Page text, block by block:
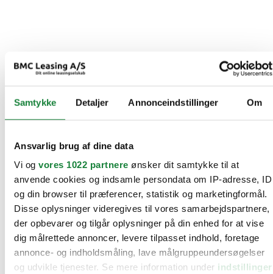
Samtykke Detaljer Annonceindstillinger Om
Ansvarlig brug af dine data
Vi og vores 1022 partnere ønsker dit samtykke til at
anvende cookies og indsamle persondata om IP-adresse, ID
og din browser til præferencer, statistik og marketingformål.
Disse oplysninger videregives til vores samarbejdspartnere,
der opbevarer og tilgår oplysninger på din enhed for at vise
dig målrettede annoncer, levere tilpasset indhold, foretage
annonce- og indholdsmåling, lave målgruppeundersøgelser
og udvikle tjenester. Se mere information under indstillinger